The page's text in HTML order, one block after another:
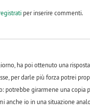
per inserire commenti.
ha poi ottenuto una
per darle più forza potrei
potrebbe girarmene una copia
anche io in una situazione